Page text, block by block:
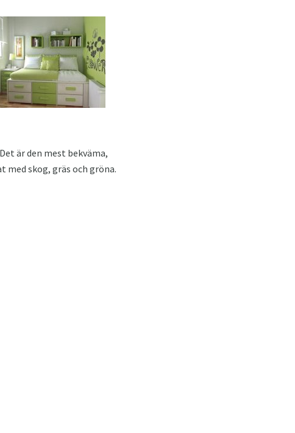
är den mest bekväma,
med skog, gräs och gröna.